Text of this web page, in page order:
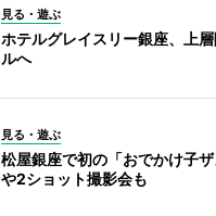
見る・遊ぶ
ホテルグレイスリー銀座、上
ルへ
見る・遊ぶ
松屋銀座で初の「おでかけ子
や2ショット撮影会も